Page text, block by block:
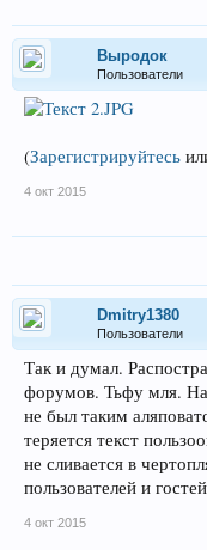
Выродок
Пользователи
(Зарегистрируйтесь
4 окт 2015
Dmitry1380
Пользователи
Так и думал.
форумов. Тьфу мля.
не был таким
теряется текст
не сливается в
пользователей и
4 окт 2015